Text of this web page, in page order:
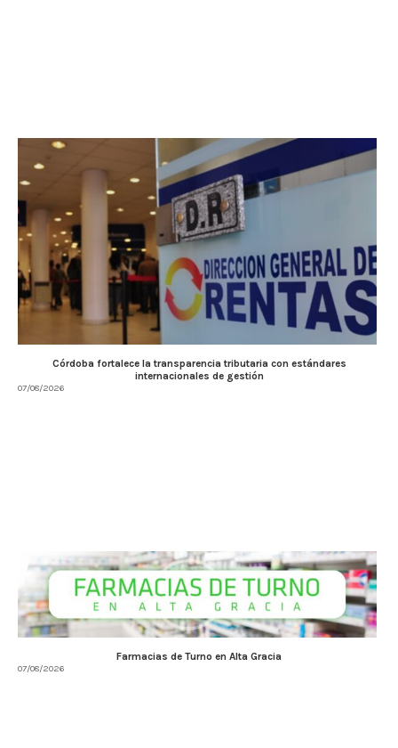
Córdoba fortalece la transparencia tributaria con estándares
internacionales de gestión
07/08/2026
Farmacias de Turno en Alta Gracia
07/08/2026